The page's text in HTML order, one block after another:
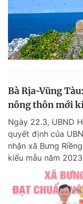
Bà Rịa-Vũng
nông thôn mới
Ngày 22.3, UBND
quyết định của
nhận xã Bưng
kiểu mẫu năm